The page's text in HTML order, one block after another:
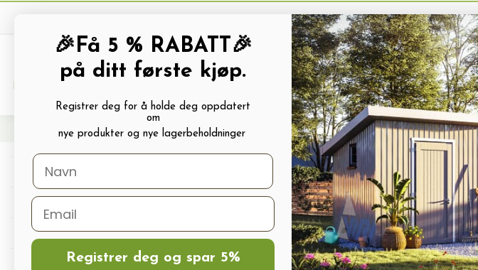
PRODUKTKATALOG ALLE TILBUDSVARER BRUKTE VARER
Drivhus Tilbehør Drivhus Micro Drip Vanning Micro-Drip Vanningssystem “Ett-Bens” For Vanntrykk
Drivhus
Polykarbonat, Glass Og Tilbehør
Terrassetak, Pergola, Hagestuer,
🎉Få 5 % RABATT🎉
på ditt første kjøp.
Registrer deg for å holde deg oppdatert
om
nye produkter og nye lagerbeholdninger
Registrer deg og spar 5%